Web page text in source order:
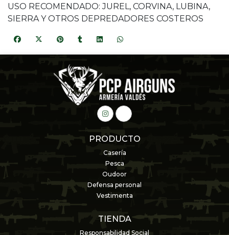
USO RECOMENDADO: JUREL, CORVINA, LUBINA,
SIERRA Y OTROS DEPREDADORES COSTEROS
PRODUCTO
Casería
Pesca
Oudoor
Defensa personal
Vestimenta
TIENDA
Responsabilidad Social